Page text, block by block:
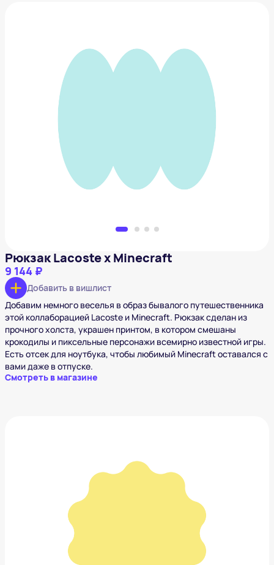
Рюкзак Lacoste x Minecraft
9 144 ₽
Добавить в вишлист
Добавим немного веселья в образ бывалого путешественника
этой коллаборацией Lacoste и Minecraft. Рюкзак сделан из
прочного холста, украшен принтом, в котором смешаны
крокодилы и пиксельные персонажи всемирно известной игры.
Есть отсек для ноутбука, чтобы любимый Minecraft оставался с
вами даже в отпуске.
Смотреть в магазине